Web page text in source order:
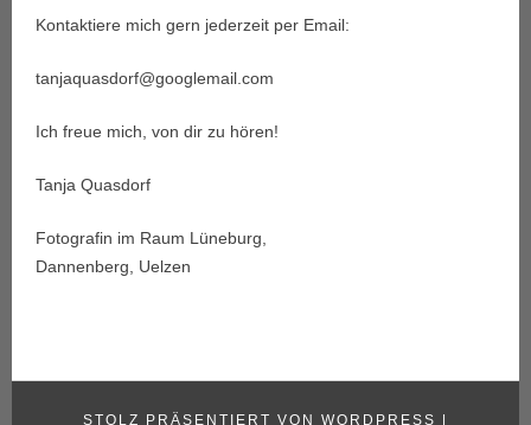
Kontaktiere mich gern jederzeit per Email:
tanjaquasdorf@googlemail.com
Ich freue mich, von dir zu hören!
Tanja Quasdorf
Fotografin im Raum Lüneburg,
Dannenberg, Uelzen
STOLZ PRÄSENTIERT VON WORDPRESS